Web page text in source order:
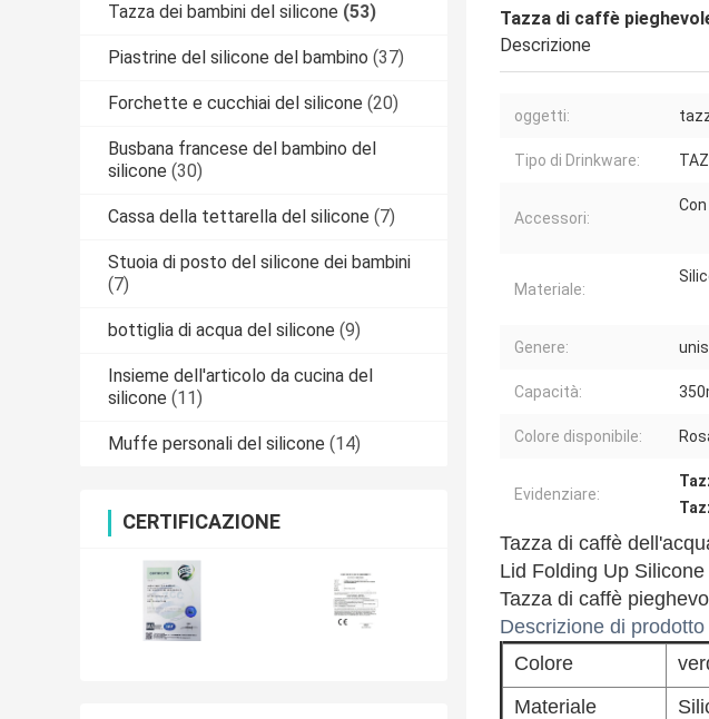
Tazza dei bambini del silicone (53)
Piastrine del silicone del bambino (37)
Forchette e cucchiai del silicone (20)
Busbana francese del bambino del
silicone (30)
Cassa della tettarella del silicone (7)
Stuoia di posto del silicone dei bambini
(7)
bottiglia di acqua del silicone (9)
Insieme dell'articolo da cucina del
silicone (11)
Muffe personali del silicone (14)
CERTIFICAZIONE
Tazza di caffè
Descrizione
oggetti:
Tipo di Drinkware:
Accessori:
Materiale:
Genere:
Capacità:
Colore disponibile:
Evidenziare:
Tazza di caffè
Lid Folding Up Silicone
Tazza di caffè
Descrizione di prodotto
Colore
Materiale